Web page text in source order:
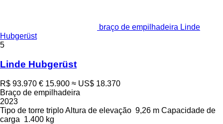
braço de empilhadeira Linde
Hubgerüst
5
Linde Hubgerüst
R$ 93.970 € 15.900 ≈ US$ 18.370
Braço de empilhadeira
2023
Tipo de torre triploAltura de elevação 9,26 m Capacidade de
carga 1.400 kg